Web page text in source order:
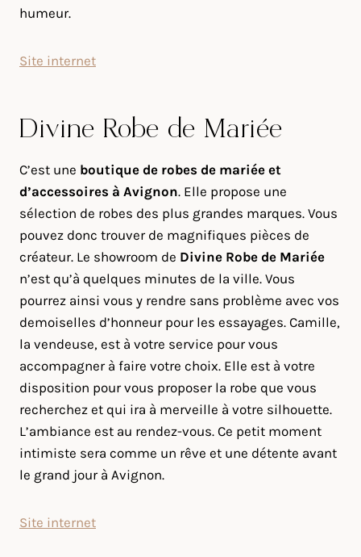
humeur.
Site internet
Divine Robe de Mariée
C’est une boutique de robes de mariée et
d’accessoires à Avignon. Elle propose une
sélection de robes des plus grandes marques. Vous
pouvez donc trouver de magnifiques pièces de
créateur. Le showroom de Divine Robe de Mariée
n’est qu’à quelques minutes de la ville. Vous
pourrez ainsi vous y rendre sans problème avec vos
demoiselles d’honneur pour les essayages. Camille,
la vendeuse, est à votre service pour vous
accompagner à faire votre choix. Elle est à votre
disposition pour vous proposer la robe que vous
recherchez et qui ira à merveille à votre silhouette.
L’ambiance est au rendez-vous. Ce petit moment
intimiste sera comme un rêve et une détente avant
le grand jour à Avignon.
Site internet